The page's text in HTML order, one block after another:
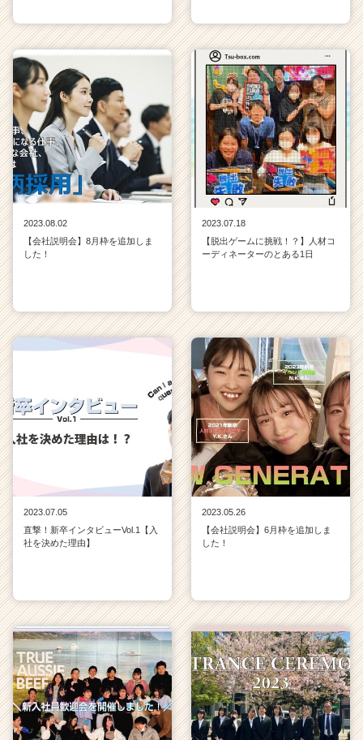
2023.08.02
【会社説明会】8月枠を追加しま
した！
2023.07.18
【脱出ゲームに挑戦！？】人材コ
ーディネーターのとある1日
2023.07.05
直撃！新卒インタビューVol.1【入
社を決めた理由】
2023.05.26
【会社説明会】6月枠を追加しま
した！